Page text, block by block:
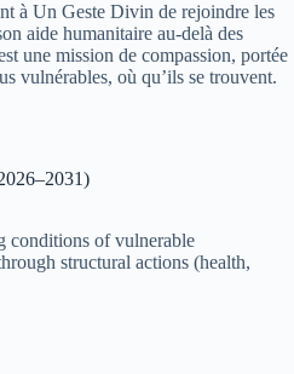
à Un Geste Divin de rejoindre les
aide humanitaire au-delà des
une mission de compassion, portée
vulnérables, où qu’ils se trouvent.
conditions of vulnerable
structural actions (health,